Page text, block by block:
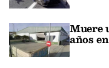
Muere
años